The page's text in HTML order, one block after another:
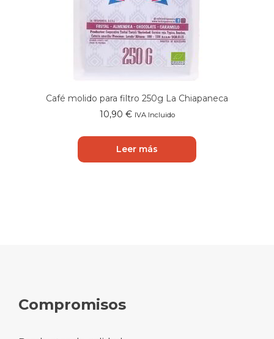
Café molido para filtro 250g La Chiapaneca
10,90 € IVA Incluido
Leer más
Compromisos